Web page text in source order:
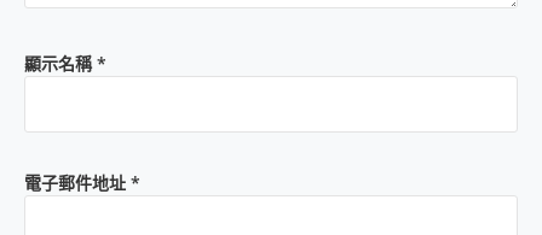
顯示名稱*
電子郵件地址 *